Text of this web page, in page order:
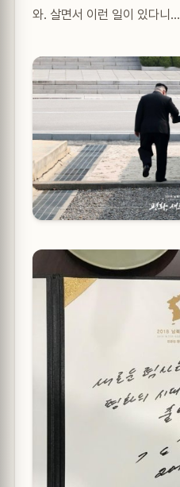
와. 살면서 이런 일이 있다니…